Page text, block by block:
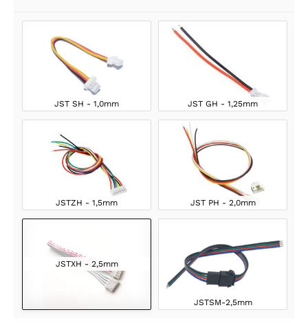
JST SH - 1,0mm JST GH - 1,25mm
JSTZH - 1,5mm JST PH - 2,0mm
JSTXH - 2,5mm
JSTSM-2,5mm